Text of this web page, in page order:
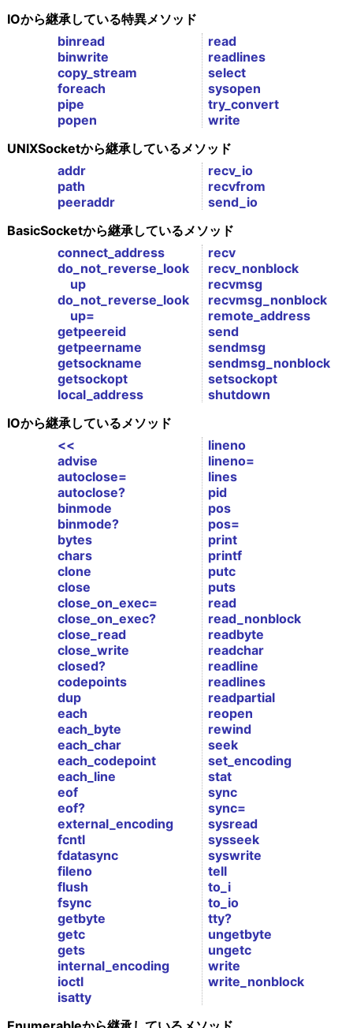
IOから継承している特異メソッド
binread
binwrite
copy_stream
foreach
pipe
popen
read
readlines
select
sysopen
try_convert
write
UNIXSocketから継承しているメソッド
addr
path
peeraddr
recv_io
recvfrom
send_io
BasicSocketから継承しているメソッド
connect_address
do_not_reverse_look
up
do_not_reverse_look
up=
getpeereid
getpeername
getsockname
getsockopt
local_address
recv
recv_nonblock
recvmsg
recvmsg_nonblock
remote_address
send
sendmsg
sendmsg_nonblock
setsockopt
shutdown
IOから継承しているメソッド
<<
advise
autoclose=
autoclose?
binmode
binmode?
bytes
chars
clone
close
close_on_exec=
close_on_exec?
close_read
close_write
closed?
codepoints
dup
each
each_byte
each_char
each_codepoint
each_line
eof
eof?
external_encoding
fcntl
fdatasync
fileno
flush
fsync
getbyte
getc
gets
internal_encoding
ioctl
isatty
lineno
lineno=
lines
pid
pos
pos=
print
printf
putc
puts
read
read_nonblock
readbyte
readchar
readline
readlines
readpartial
reopen
rewind
seek
set_encoding
stat
sync
sync=
sysread
sysseek
syswrite
tell
to_i
to_io
tty?
ungetbyte
ungetc
write
write_nonblock